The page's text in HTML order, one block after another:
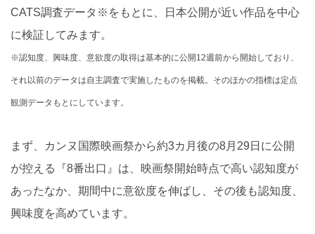
CATS調査データ※をもとに、日本公開が近い作品を中心
に検証してみます。
※認知度、興味度、意欲度の取得は基本的に公開12週前から開始しており、
それ以前のデータは自主調査で実施したものを掲載。そのほかの指標は定点
観測データもとにしています。
まず、カンヌ国際映画祭から約3カ月後の8月29日に公開
が控える『8番出口』は、映画祭開始時点で高い認知度が
あったなか、期間中に意欲度を伸ばし、その後も認知度、
興味度を高めています。